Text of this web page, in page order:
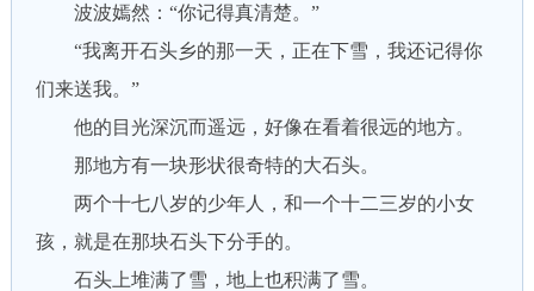
波波嫣然：“你记得真清楚。”
“我离开石头乡的那一天，正在下雪，我还记得你
们来送我。”
他的目光深沉而遥远，好像在看着很远的地方。
那地方有一块形状很奇特的大石头。
两个十七八岁的少年人，和一个十二三岁的小女
孩，就是在那块石头下分手的。
石头上堆满了雪，地上也积满了雪。